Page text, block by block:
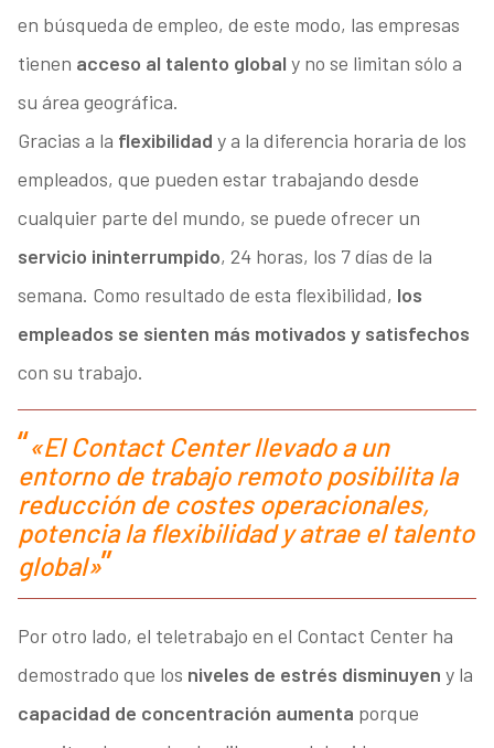
en búsqueda de empleo, de este modo, las empresas
tienen acceso al talento global y no se limitan sólo a
su área geográfica.
Gracias a la flexibilidad y a la diferencia horaria de los
empleados, que pueden estar trabajando desde
cualquier parte del mundo, se puede ofrecer un
servicio ininterrumpido, 24 horas, los 7 días de la
semana. Como resultado de esta flexibilidad, los
empleados se sienten más motivados y satisfechos
con su trabajo.
«El Contact Center llevado a un
entorno de trabajo remoto posibilita la
reducción de costes operacionales,
potencia la flexibilidad y atrae el talento
global»
Por otro lado, el teletrabajo en el Contact Center ha
demostrado que los niveles de estrés disminuyen y la
capacidad de concentración aumenta porque